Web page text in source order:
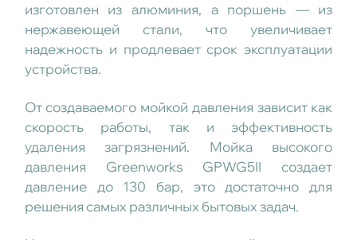
изготовлен из алюминия, а поршень — из
нержавеющей стали, что увеличивает
надежность и продлевает срок эксплуатации
устройства.
От создаваемого мойкой давления зависит как
скорость работы, так и эффективность
удаления загрязнений. Мойка высокого
давления Greenworks GPWG5II создает
давление до 130 бар, это достаточно для
решения самых различных бытовых задач.